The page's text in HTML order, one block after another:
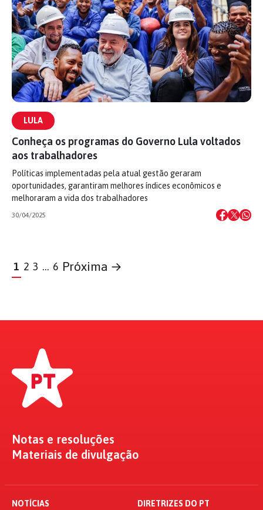
LULA
Conheça os programas do Governo Lula voltados
aos trabalhadores
Políticas implementadas pela atual gestão geraram
oportunidades, garantiram melhores índices econômicos e
melhoraram a vida dos trabalhadores
30/04/2025
1 2 3 … 6 Próxima →
Notas e resoluções
Materiais de divulgação
NOTÍCIAS DIRETRIZES DO PT